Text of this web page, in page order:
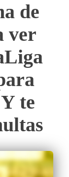
de
ver
te